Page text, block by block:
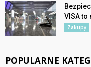
VISA to
Zakupy
POPULARNE